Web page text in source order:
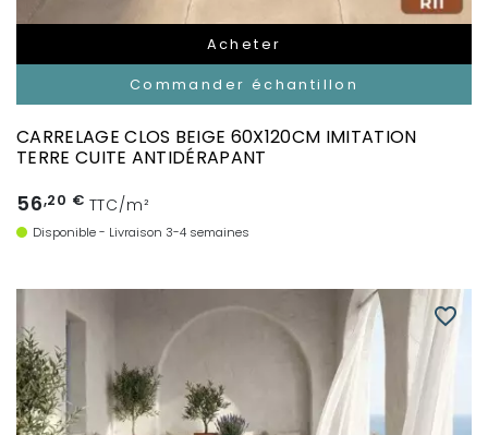
Acheter
Commander échantillon
CARRELAGE CLOS BEIGE 60X120CM IMITATION
TERRE CUITE ANTIDÉRAPANT
56,20 € TTC/m²
Disponible - Livraison 3-4 semaines
favorite_border